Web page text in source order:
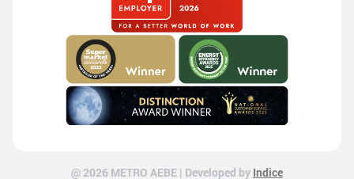
@ 2026 ΜETRO AEBE | Developed by Indice